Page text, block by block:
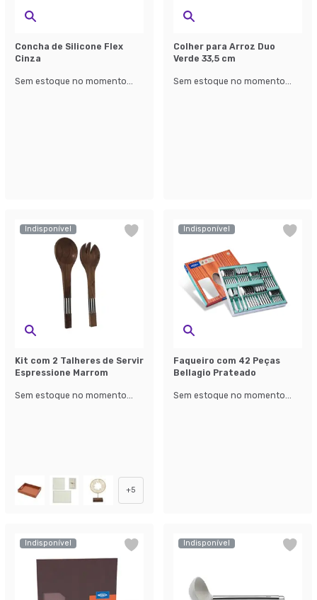
Concha de Silicone Flex
Cinza
Sem estoque no momento...
Colher para Arroz Duo
Verde 33,5 cm
Sem estoque no momento...
Indisponível
Kit com 2 Talheres de Servir
Espressione Marrom
Sem estoque no momento...
+5
Indisponível
Faqueiro com 42 Peças
Bellagio Prateado
Sem estoque no momento...
Indisponível Indisponível